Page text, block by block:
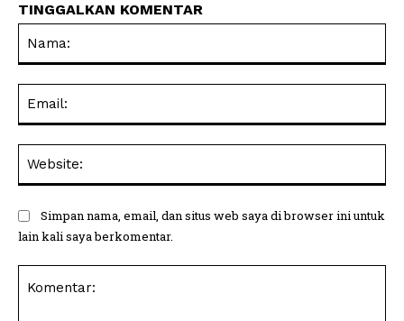
TINGGALKAN KOMENTAR
Simpan nama, email, dan situs web saya di browser ini untuk
lain kali saya berkomentar.